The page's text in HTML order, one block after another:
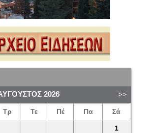
2026
Τρ Τε Πέ Πα Σά
1